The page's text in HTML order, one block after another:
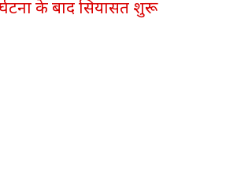
के बाद सियासत शुरू